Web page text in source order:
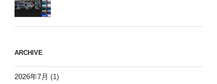
ARCHIVE
2026年7月 (1)